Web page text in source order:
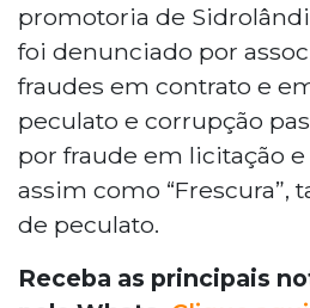
promotoria de
foi denunciado por
fraudes em contrato e
peculato e corrupção
por fraude em licitação
assim como “Frescura”,
de peculato.
Receba as principais